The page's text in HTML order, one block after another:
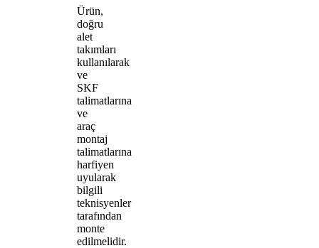
Ürün,
doğru
alet
takımları
kullanılarak
ve
SKF
talimatlarına
ve
araç
montaj
talimatlarına
harfiyen
uyularak
bilgili
teknisyenler
tarafından
monte
edilmelidir.